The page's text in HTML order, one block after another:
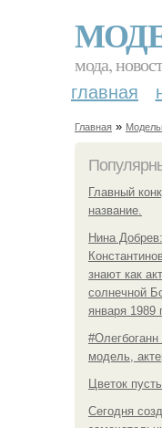
мода,
главная
Главная »
Главный
название.
Нина
знают как
солнечной
января 1989
модель,
Цветок
Сегодня